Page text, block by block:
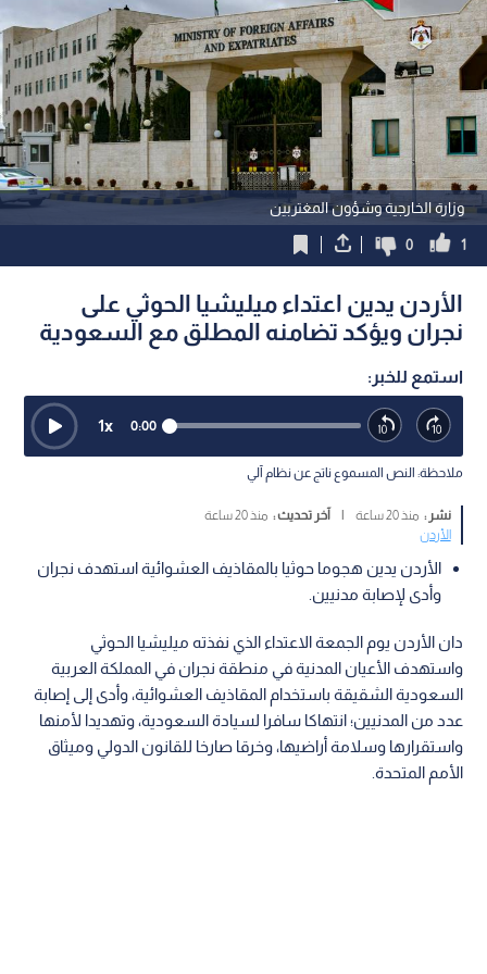
وزارة الخارجية وشؤون المغتربين
1
0
الأردن يدين اعتداء ميليشيا الحوثي على
نجران ويؤكد تضامنه المطلق مع السعودية
استمع للخبر:
0:00
1x
ملاحظة: النص المسموع ناتج عن نظام آلي
نشر : منذ 20 ساعة | آخر تحديث : منذ 20 ساعة
الأردن
الأردن يدين هجوما حوثيا بالمقاذيف العشوائية استهدف نجران
وأدى لإصابة مدنيين.
دان الأردن يوم الجمعة الاعتداء الذي نفذته ميليشيا الحوثي
واستهدف الأعيان المدنية في منطقة نجران في المملكة العربية
السعودية الشقيقة باستخدام المقاذيف العشوائية، وأدى إلى إصابة
عدد من المدنيين؛ انتهاكا سافرا لسيادة السعودية، وتهديدا لأمنها
واستقرارها وسلامة أراضيها، وخرقا صارخا للقانون الدولي وميثاق
الأمم المتحدة.